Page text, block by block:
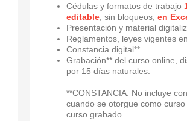
Cédulas y formatos de trabajo
editable , sin bloqueos, en
Presentación y material
Reglamentos, leyes vigentes
Constancia digital**
Grabación** del curso online,
por 15 días naturales.
**CONSTANCIA: No incluye
cuando se otorgue como curso
curso grabado.